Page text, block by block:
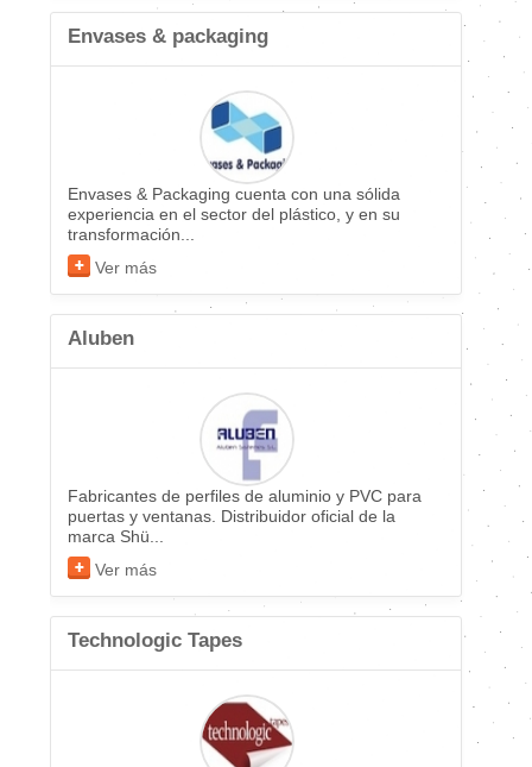
Envases & packaging
Envases & Packaging cuenta con una sólida
experiencia en el sector del plástico, y en su
transformación...
Ver más
Aluben
Fabricantes de perfiles de aluminio y PVC para
puertas y ventanas. Distribuidor oficial de la
marca Shü...
Ver más
Technologic Tapes